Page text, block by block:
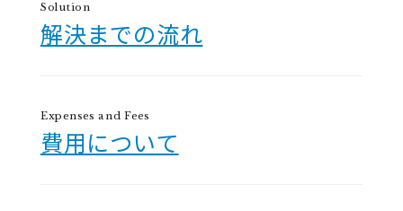
Solution
解決までの流れ
Expenses and Fees
費用について